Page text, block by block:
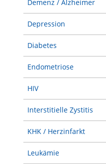
Demenz / Alzheimer
Depression
Diabetes
Endometriose
HIV
Interstitielle Zystitis
KHK / Herzinfarkt
Leukämie